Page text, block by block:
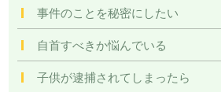
事件のことを秘密にしたい
自首すべきか悩んでいる
子供が逮捕されてしまったら